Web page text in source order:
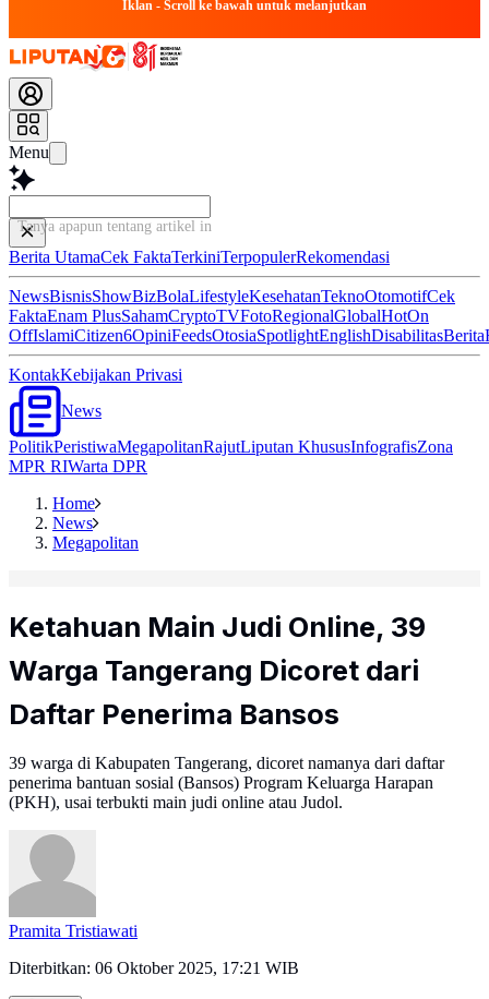
Iklan - Scroll ke bawah untuk melanjutkan
Menu
Tanya apapun tentang artikel ini...
Berita UtamaCek FaktaTerkiniTerpopulerRekomendasi
NewsBisnisShowBizBolaLifestyleKesehatanTeknoOtomotifCek
FaktaEnam PlusSahamCryptoTVFotoRegionalGlobalHotOn
OffIslamiCitizen6OpiniFeedsOtosiaSpotlightEnglishDisabilitasBerita
KontakKebijakan Privasi
News
PolitikPeristiwaMegapolitanRajutLiputan KhususInfografisZona
MPR RIWarta DPR
Home
News
Megapolitan
Ketahuan Main Judi Online, 39
Warga Tangerang Dicoret dari
Daftar Penerima Bansos
39 warga di Kabupaten Tangerang, dicoret namanya dari daftar
penerima bantuan sosial (Bansos) Program Keluarga Harapan
(PKH), usai terbukti main judi online atau Judol.
Pramita Tristiawati
Diterbitkan: 06 Oktober 2025, 17:21 WIB